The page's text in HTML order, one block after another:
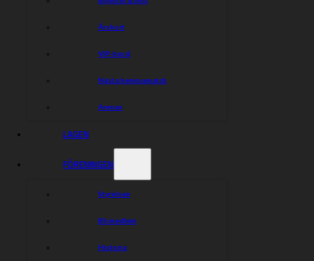
Årskort
VIP-bord
Nästa hemmamatch
Arenan
LAGEN
FÖRENINGEN
Styrelsen
Bli medlem
Historia